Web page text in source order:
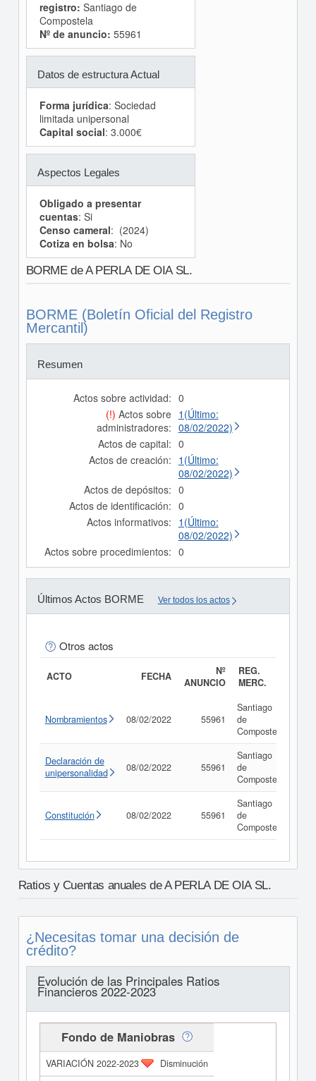
registro: Santiago de
Compostela
Nº de anuncio: 55961
Datos de estructura Actual
Forma jurídica: Sociedad
limitada unipersonal
Capital social: 3.000€
Aspectos Legales
Obligado a presentar
cuentas: Si
Censo cameral: (2024)
Cotiza en bolsa: No
BORME de A PERLA DE OIA SL.
BORME (Boletín Oficial del Registro
Mercantil)
Resumen
Actos sobre actividad: 0
(!) Actos sobre
administradores:
1(Último:
08/02/2022)
Actos de capital: 0
Actos de creación: 1(Último:
08/02/2022)
Actos de depósitos: 0
Actos de identificación: 0
Actos informativos: 1(Último:
08/02/2022)
Actos sobre procedimientos: 0
Últimos Actos BORME Ver todos los actos
Otros actos
ACTO FECHA
Nº
ANUNCIO
REG.
MERC.
Nombramientos 08/02/2022 55961
Santiago
de
Compostela
Declaración de
unipersonalidad
08/02/2022 55961
Santiago
de
Compostela
Constitución 08/02/2022 55961
Santiago
de
Compostela
Ratios y Cuentas anuales de A PERLA DE OIA SL.
¿Necesitas tomar una decisión de
crédito?
Evolución de las Principales Ratios
Financieros 2022-2023
Fondo de Maniobras
Disminución